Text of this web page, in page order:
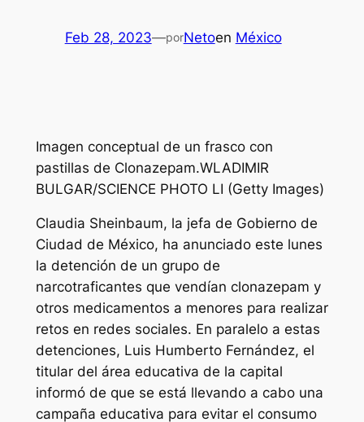
Feb 28, 2023—porNetoen México
Imagen conceptual de un frasco con
pastillas de Clonazepam.WLADIMIR
BULGAR/SCIENCE PHOTO LI (Getty Images)
Claudia Sheinbaum, la jefa de Gobierno de
Ciudad de México, ha anunciado este lunes
la detención de un grupo de
narcotraficantes que vendían clonazepam y
otros medicamentos a menores para realizar
retos en redes sociales. En paralelo a estas
detenciones, Luis Humberto Fernández, el
titular del área educativa de la capital
informó de que se está llevando a cabo una
campaña educativa para evitar el consumo